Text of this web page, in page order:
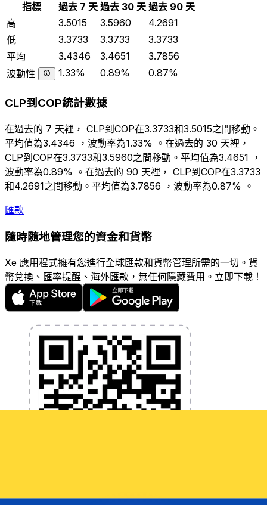
指標 過去 7 天 過去 30 天 過去 90 天
高
3.5015 3.5960
4.2691
低
3.3733 3.3733
3.3733
平均
3.4346 3.4651
3.7856
波動性
1.33% 0.89% 0.87%
CLP到COP統計數據
在過去的 7 天裡， CLP到COP在3.3733和3.5015之間移動。
平均值為3.4346 ，波動率為1.33% 。在過去的 30 天裡，
CLP到COP在3.3733和3.5960之間移動。平均值為3.4651 ，
波動率為0.89% 。在過去的 90 天裡， CLP到COP在3.3733
和4.2691之間移動。平均值為3.7856 ，波動率為0.87% 。
匯款
隨時隨地管理您的資金和貨幣
Xe 應用程式擁有您進行全球匯款和貨幣管理所需的一切。貨
幣兌換、匯率提醒、海外匯款，無任何隱藏費用。立即下載！